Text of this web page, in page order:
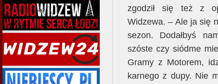
zgodził się też z
Widzewa. – Ale ja się
sezon. Dodałbyś
szóste czy siódme
Gramy z Motorem,
karnego z dupy. Nie